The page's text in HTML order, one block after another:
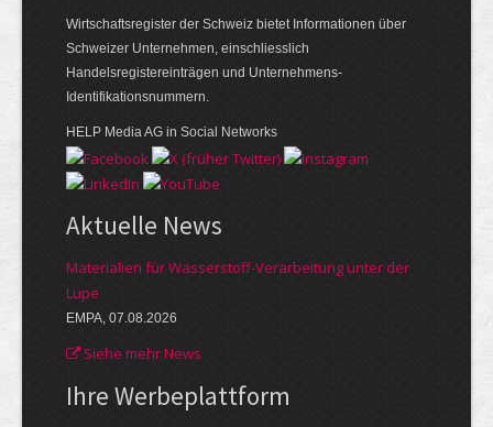
Wirtschaftsregister der Schweiz bietet Informationen über
Schweizer Unternehmen, einschliesslich
Handelsregistereinträgen und Unternehmens-
Identifikationsnummern.
HELP Media AG in Social Networks
Aktuelle News
Materialien für Wasserstoff-Verarbeitung unter der
Lupe
EMPA, 07.08.2026
Siehe mehr News
Ihre Werbe­plattform